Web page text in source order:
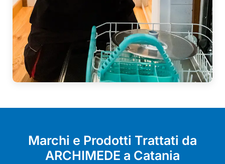
Marchi e Prodotti Trattati da
ARCHIMEDE a Catania